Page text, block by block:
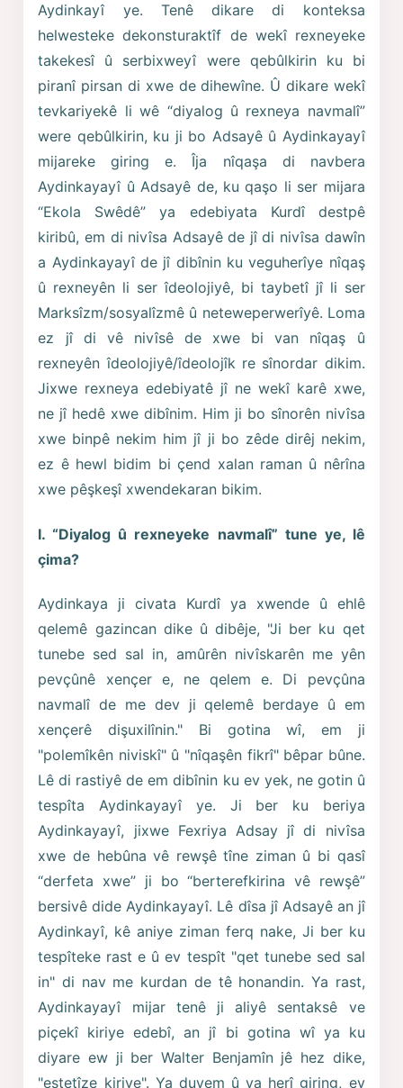
Aydinkayî ye. Tenê dikare di konteksa
helwesteke dekonsturaktîf de wekî rexneyeke
takekesî û serbixweyî were qebûlkirin ku bi
piranî pirsan di xwe de dihewîne. Û dikare wekî
tevkariyekê li wê “diyalog û rexneya navmalî”
were qebûlkirin, ku ji bo Adsayê û Aydinkayayî
mijareke giring e. Îja nîqaşa di navbera
Aydinkayayî û Adsayê de, ku qaşo li ser mijara
“Ekola Swêdê” ya edebiyata Kurdî destpê
kiribû, em di nivîsa Adsayê de jî di nivîsa dawîn
a Aydinkayayî de jî dibînin ku veguherîye nîqaş
û rexneyên li ser îdeolojiyê, bi taybetî jî li ser
Marksîzm/sosyalîzmê û neteweperwerîyê. Loma
ez jî di vê nivîsê de xwe bi van nîqaş û
rexneyên îdeolojiyê/îdeolojîk re sînordar dikim.
Jixwe rexneya edebiyatê jî ne wekî karê xwe,
ne jî hedê xwe dibînim. Him ji bo sînorên nivîsa
xwe binpê nekim him jî ji bo zêde dirêj nekim,
ez ê hewl bidim bi çend xalan raman û nêrîna
xwe pêşkeşî xwendekaran bikim.
I. “Diyalog û rexneyeke navmalî” tune ye, lê
çima?
Aydinkaya ji civata Kurdî ya xwende û ehlê
qelemê gazincan dike û dibêje, "Ji ber ku qet
tunebe sed sal in, amûrên nivîskarên me yên
pevçûnê xençer e, ne qelem e. Di pevçûna
navmalî de me dev ji qelemê berdaye û em
xençerê dişuxilînin." Bi gotina wî, em ji
"polemîkên niviskî" û "nîqaşên fikrî" bêpar bûne.
Lê di rastiyê de em dibînin ku ev yek, ne gotin û
tespîta Aydinkayayî ye. Ji ber ku beriya
Aydinkayayî, jixwe Fexriya Adsay jî di nivîsa
xwe de hebûna vê rewşê tîne ziman û bi qasî
“derfeta xwe” ji bo “berterefkirina vê rewşê”
bersivê dide Aydinkayayî. Lê dîsa jî Adsayê an jî
Aydinkayî, kê aniye ziman ferq nake, Ji ber ku
tespîteke rast e û ev tespît "qet tunebe sed sal
in" di nav me kurdan de tê honandin. Ya rast,
Aydinkayayî mijar tenê ji aliyê sentaksê ve
piçekî kiriye edebî, an jî bi gotina wî ya ku
diyare ew ji ber Walter Benjamîn jê hez dike,
"estetîze kiriye". Ya duyem û ya herî giring, ev